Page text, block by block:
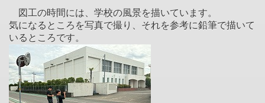
図工の時間には、学校の風景を描いています。
気になるところを写真で撮り、それを参考に鉛筆で描いて
いるところです。